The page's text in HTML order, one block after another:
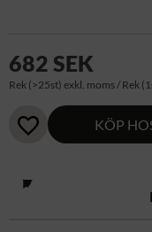
682 SEK
Rek (>25st) exkl. moms / Rek
KÖP